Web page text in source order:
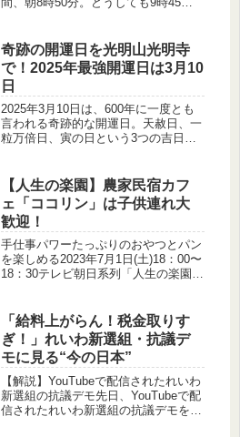
「その瞬間」を一緒に味わいたくて。
携帯を助手席に置いて、音を...
奇跡の開運日を光明山光明寺
で！2025年最強開運日は3月10
日
2025年3月10日は、600年に一度とも
言われる奇跡的な開運日。天赦日、一
粒万倍日、寅の日という3つの吉日が
日も打ち消すほど強力な開運日⭕一粒
万倍日：何かを始めるのに最適...
【人生の楽園】農家民宿カフ
ェ「ココリン」は子供連れ大
歓迎！
手仕事パワーたっぷりのおやつとパン
を楽しめる2023年7月1日(土)18：00〜
18：30テレビ朝日系列「人生の楽園」
した。宿泊のお客様が使わないお部屋
を使って、カフェ利...
「給料上がらん！税金取りす
ぎ！」れいわ新選組・抗議デ
モに見る“今の日本”
【解説】YouTubeで配信されたれいわ
新選組の抗議デモ先日、YouTubeで配
信されたれいわ新選組の抗議デモを拝